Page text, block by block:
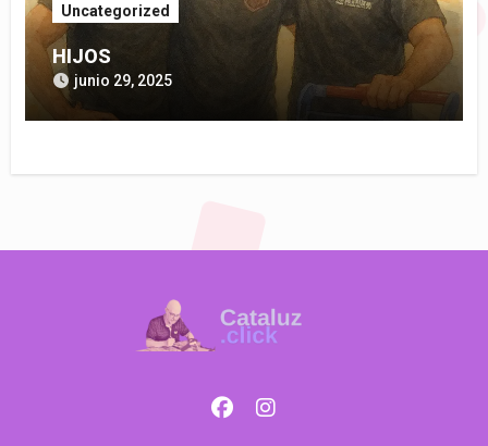
Uncategorized
HIJOS
junio 29, 2025